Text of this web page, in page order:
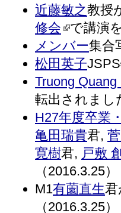
近藤敏之教授
修会
で講演
メンバー集合
松田英子
Truong
転出されまし
H27年度卒業
亀田瑞貴君,
寛樹君, 戸敷
（2016.3.25）
M1有薗直生君
（2016.3.25）